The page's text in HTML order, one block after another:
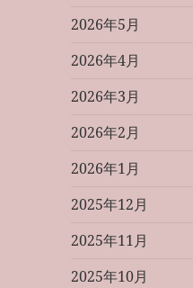
2026年5月
2026年4月
2026年3月
2026年2月
2026年1月
2025年12月
2025年11月
2025年10月